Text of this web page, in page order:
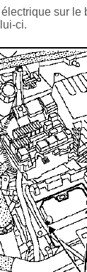
électrique sur
ci.